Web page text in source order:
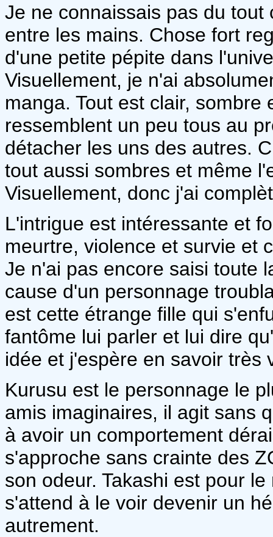
Je ne connaissais pas du
entre les mains. Chose fort
d'une petite pépite dans
Visuellement, je n'ai
manga. Tout est clair,
ressemblent un peu tous au
détacher les uns des autres.
tout aussi sombres et même
Visuellement, donc j'ai
L'intrigue est intéressante et
meurtre, violence et survie et
Je n'ai pas encore saisi toute
cause d'un personnage
est cette étrange fille qui
fantôme lui parler et lui dire
idée et j'espère en savoir très
Kurusu est le personnage le
amis imaginaires, il agit sans
à avoir un comportement
s'approche sans crainte des
son odeur. Takashi est pour
s'attend à le voir devenir un
autrement.